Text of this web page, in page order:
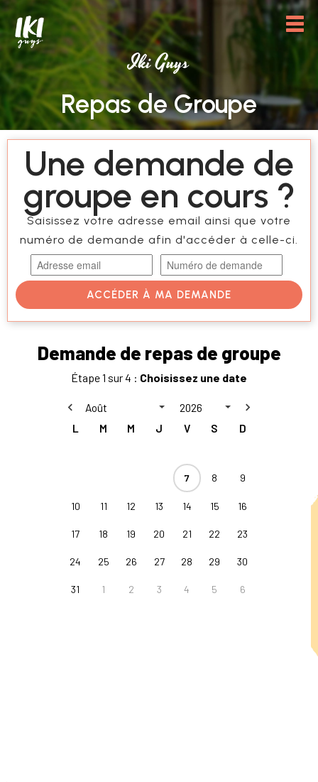
Iki Guys
Repas de Groupe
Une demande de
groupe en cours ?
Saisissez votre adresse email ainsi que votre
numéro de demande afin d'accéder à celle-ci.
ACCÉDER À MA DEMANDE